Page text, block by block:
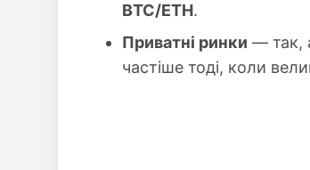
BTC/ETH.
Приватні ринки — так,
частіше тоді, коли